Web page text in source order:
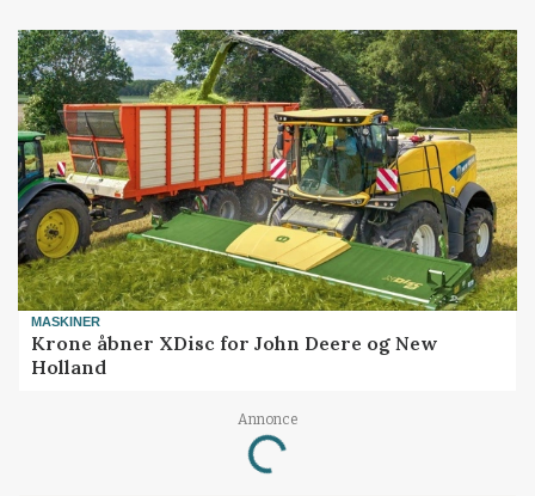
MASKINER
Krone åbner XDisc for John Deere og New
Holland
Annonce
Loading...